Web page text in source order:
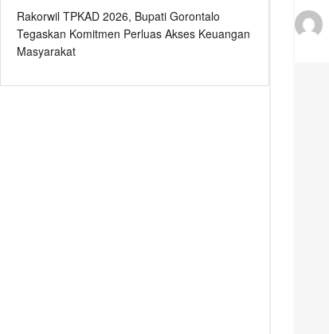
Rakorwil TPKAD 2026, Bupati Gorontalo
Tegaskan Komitmen Perluas Akses Keuangan
Masyarakat